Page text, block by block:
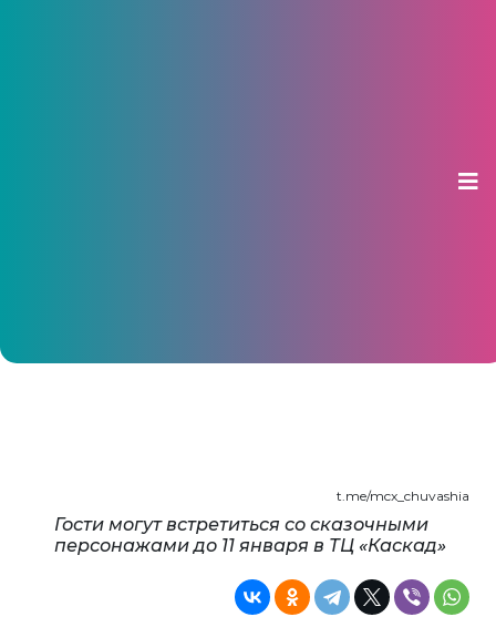
t.me/mcx_chuvashia
Гости могут встретиться со сказочными
персонажами до 11 января в ТЦ «Каскад»